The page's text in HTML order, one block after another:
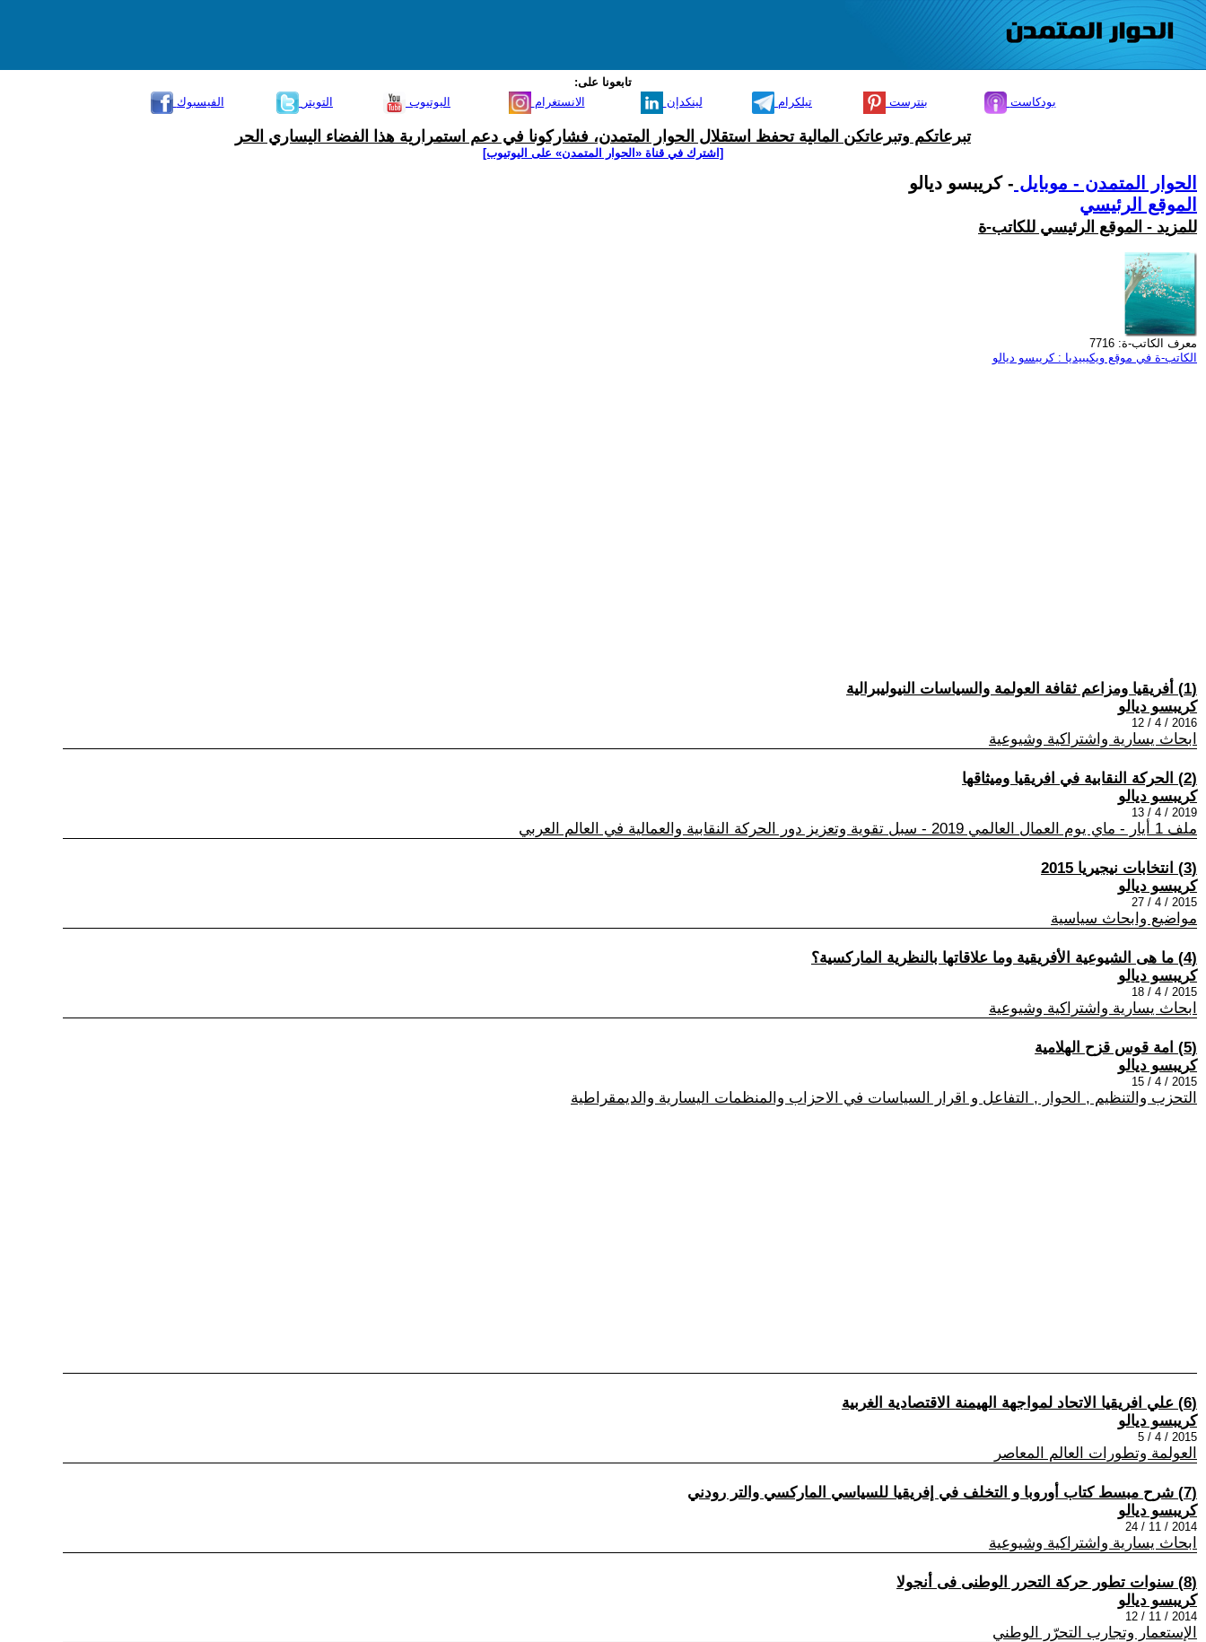
تابعونا على:
الفيسبوك
التويتر اليوتيوب الانستغرام لينكدإن تيلكرام بنترست بودكاست
تبرعاتكم وتبرعاتكن المالية تحفظ استقلال الحوار المتمدن، فشاركونا في دعم استمرارية هذا الفضاء اليساري الحر
[اشترك في قناة ‫«الحوار المتمدن» على اليوتيوب]
الحوار المتمدن - موبايل - كريبسو ديالو
الموقع الرئيسي
للمزيد - الموقع الرئيسي للكاتب-ة
معرف الكاتب-ة: 7716
الكاتب-ة في موقع ويكيبيديا : كريبسو ديالو
(1) أفريقيا ومزاعم ثقافة العولمة والسياسات النيوليبرالية
كريبسو ديالو
2016 / 4 / 12
ابحاث يسارية واشتراكية وشيوعية
(2) الحركة النقابية في افريقيا وميثاقها
كريبسو ديالو
2019 / 4 / 13
ملف 1 أيار - ماي يوم العمال العالمي 2019 - سبل تقوية وتعزيز دور الحركة النقابية والعمالية في العالم العربي
(3) انتخابات نيجيريا 2015
كريبسو ديالو
2015 / 4 / 27
مواضيع وابحاث سياسية
(4) ما هى الشيوعية الأفريقية وما علاقاتها بالنظرية الماركسية؟
كريبسو ديالو
2015 / 4 / 18
ابحاث يسارية واشتراكية وشيوعية
(5) امة قوس قزح الهلامية
كريبسو ديالو
2015 / 4 / 15
التحزب والتنظيم , الحوار , التفاعل و اقرار السياسات في الاحزاب والمنظمات اليسارية والديمقراطية
(6) علي افريقيا الاتحاد لمواجهة الهيمنة الاقتصادية الغربية
كريبسو ديالو
2015 / 4 / 5
العولمة وتطورات العالم المعاصر
(7) شرح مبسط كتاب أوروبا و التخلف في إفريقيا للسياسي الماركسي والتر رودني
كريبسو ديالو
2014 / 11 / 24
ابحاث يسارية واشتراكية وشيوعية
(8) سنوات تطور حركة التحرر الوطنى فى أنجولا
كريبسو ديالو
2014 / 11 / 12
الإستعمار وتجارب التحرّر الوطني